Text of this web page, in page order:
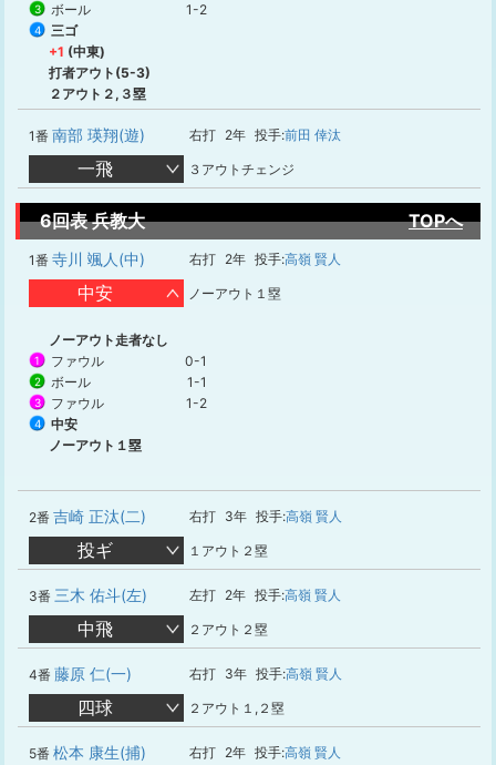
3 ボール 1-2
4
三ゴ
+1 (中東)
打者アウト(5-3)
２アウト２,３塁
1番 南部 瑛翔(遊) 右打 2年 投手:前田 倖汰
一飛 ３アウトチェンジ
6回表 兵教大 TOPへ
1番 寺川 颯人(中) 右打 2年 投手:高嶺 賢人
中安 ノーアウト１塁
ノーアウト走者なし
1 ファウル 0-1
2 ボール 1-1
3 ファウル 1-2
4
中安
ノーアウト１塁
2番 吉崎 正汰(二) 右打 3年 投手:高嶺 賢人
投ギ １アウト２塁
3番 三木 佑斗(左) 左打 2年 投手:高嶺 賢人
中飛 ２アウト２塁
4番 藤原 仁(一) 右打 3年 投手:高嶺 賢人
四球 ２アウト１,２塁
5番 松本 康生(捕) 右打 2年 投手:高嶺 賢人